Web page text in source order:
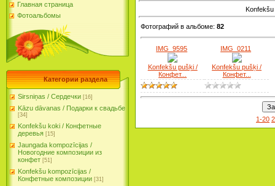
Главная страница
Фотоальбомы
Категории раздела
Sirsniņas / Сердечки [16]
Kāzu dāvanas / Подарки к свадьбе
[34]
Konfekšu koki / Конфетные
деревья [15]
Jaungada kompozīcijas /
Новогодние композиции из
конфет [51]
Konfekšu kompozīcijas /
Конфетные композиции [31]
Фотографий в альбоме: 82
IMG_9595
Konfekšu pušķi /
Конфет...
IMG_0211
Konfekšu pušķi /
Конфет...
1-20